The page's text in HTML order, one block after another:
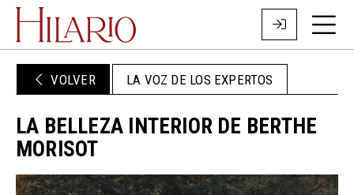
VOLVER LA VOZ DE LOS EXPERTOS
LA BELLEZA INTERIOR DE BERTHE
MORISOT